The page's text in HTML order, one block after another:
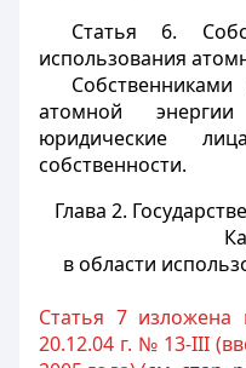
Статья 6.
использования
атомной
юридические
собственности.
Глава 2.
в области
Статья 7 изложена
20.12.04 г. № 13-III